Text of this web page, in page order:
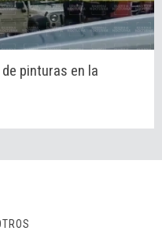
pinturas en la